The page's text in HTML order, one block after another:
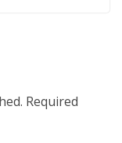
Required